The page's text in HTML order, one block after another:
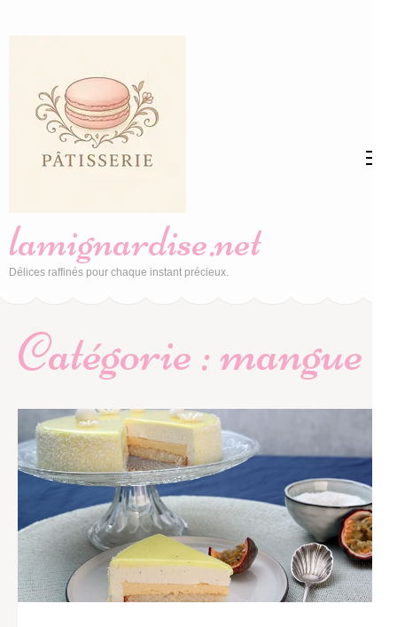
(Pressez
Entrée)
lamignardise.net
Délices raffinés pour chaque instant précieux.
Catégorie :mangue